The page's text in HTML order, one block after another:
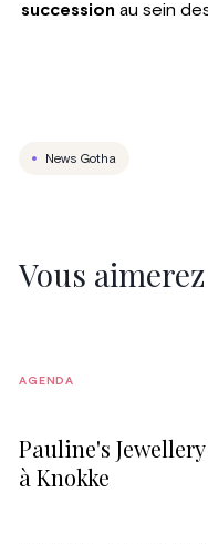
succession au sein
News Gotha
Vous
Pauline's
à Knokke
AGENDA